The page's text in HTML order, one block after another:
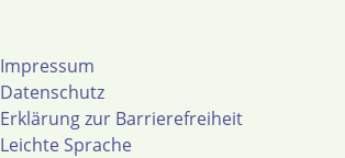
Impressum
Datenschutz
Erklärung zur Barrierefreiheit
Leichte Sprache